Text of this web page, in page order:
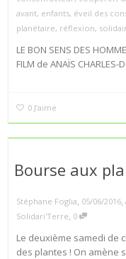
avant, enfants, éveil des
planétaire, réflexion,
LE BON SENS DES
FILM de ANAÏS CHARLES-
0 J’aime
Bourse aux
Stéphane Foglia, 05/06/2016,
Solidari'Terre, 0
Le deuxième samedi de
des plantes ! On amène